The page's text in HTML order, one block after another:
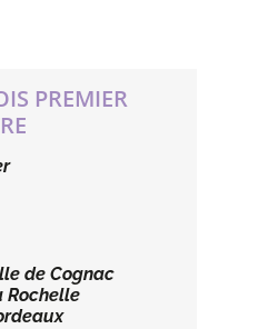
PREMIER
de Cognac
Rochelle